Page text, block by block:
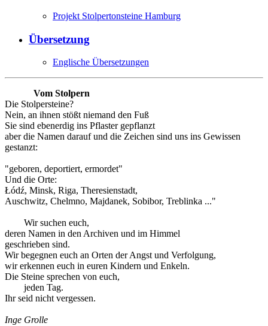
Projekt Stolpertonsteine Hamburg
Übersetzung
Englische Übersetzungen
Vom Stolpern
Die Stolpersteine?
Nein, an ihnen stößt niemand den Fuß
Sie sind ebenerdig ins Pflaster gepflanzt
aber die Namen darauf und die Zeichen sind uns ins Gewissen
gestanzt:
"geboren, deportiert, ermordet"
Und die Orte:
Łódź, Minsk, Riga, Theresienstadt,
Auschwitz, Chelmno, Majdanek, Sobibor, Treblinka ..."
Wir suchen euch,
deren Namen in den Archiven und im Himmel
geschrieben sind.
Wir begegnen euch an Orten der Angst und Verfolgung,
wir erkennen euch in euren Kindern und Enkeln.
Die Steine sprechen von euch,
jeden Tag.
Ihr seid nicht vergessen.
Inge Grolle